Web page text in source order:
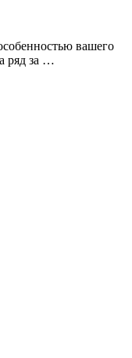
вашего
ряд за …